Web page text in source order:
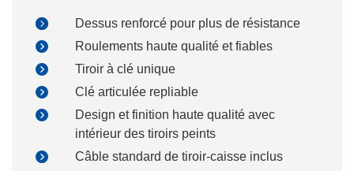
Dessus renforcé pour plus de résistance
Roulements haute qualité et fiables
Tiroir à clé unique
Clé articulée repliable
Design et finition haute qualité avec
intérieur des tiroirs peints
Câble standard de tiroir-caisse inclus